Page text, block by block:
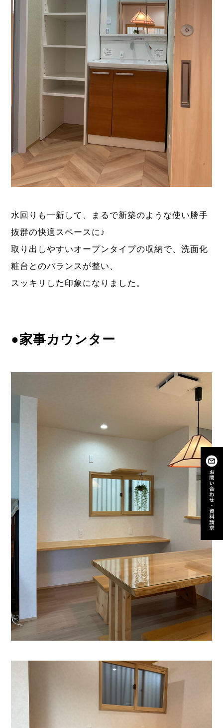
水回りも一新して、まるで新築のような使い勝手
抜群の快適スペースに♪
取り出しやすいオープンタイプの収納で、洗面化
粧台とのバランスが整い、
スッキリした印象になりました。
●家事カウンター